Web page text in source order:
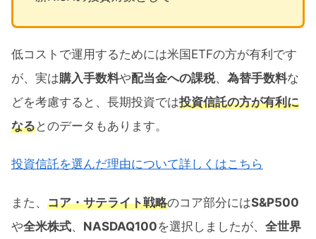
低コストで運用するためには米国ETFの方が有利です
が、実は購入手数料や配当金への課税、 為替手数料な
どを考慮すると、長期投資では投資信託の方が有利に
なるとのデータもあります。
投資信託を選んだ理由について詳しくはこちら
また、 コア・サテライト戦略のコア部分にはS&P500
や全米株式、 NASDAQ100を選択しましたが、 全世界